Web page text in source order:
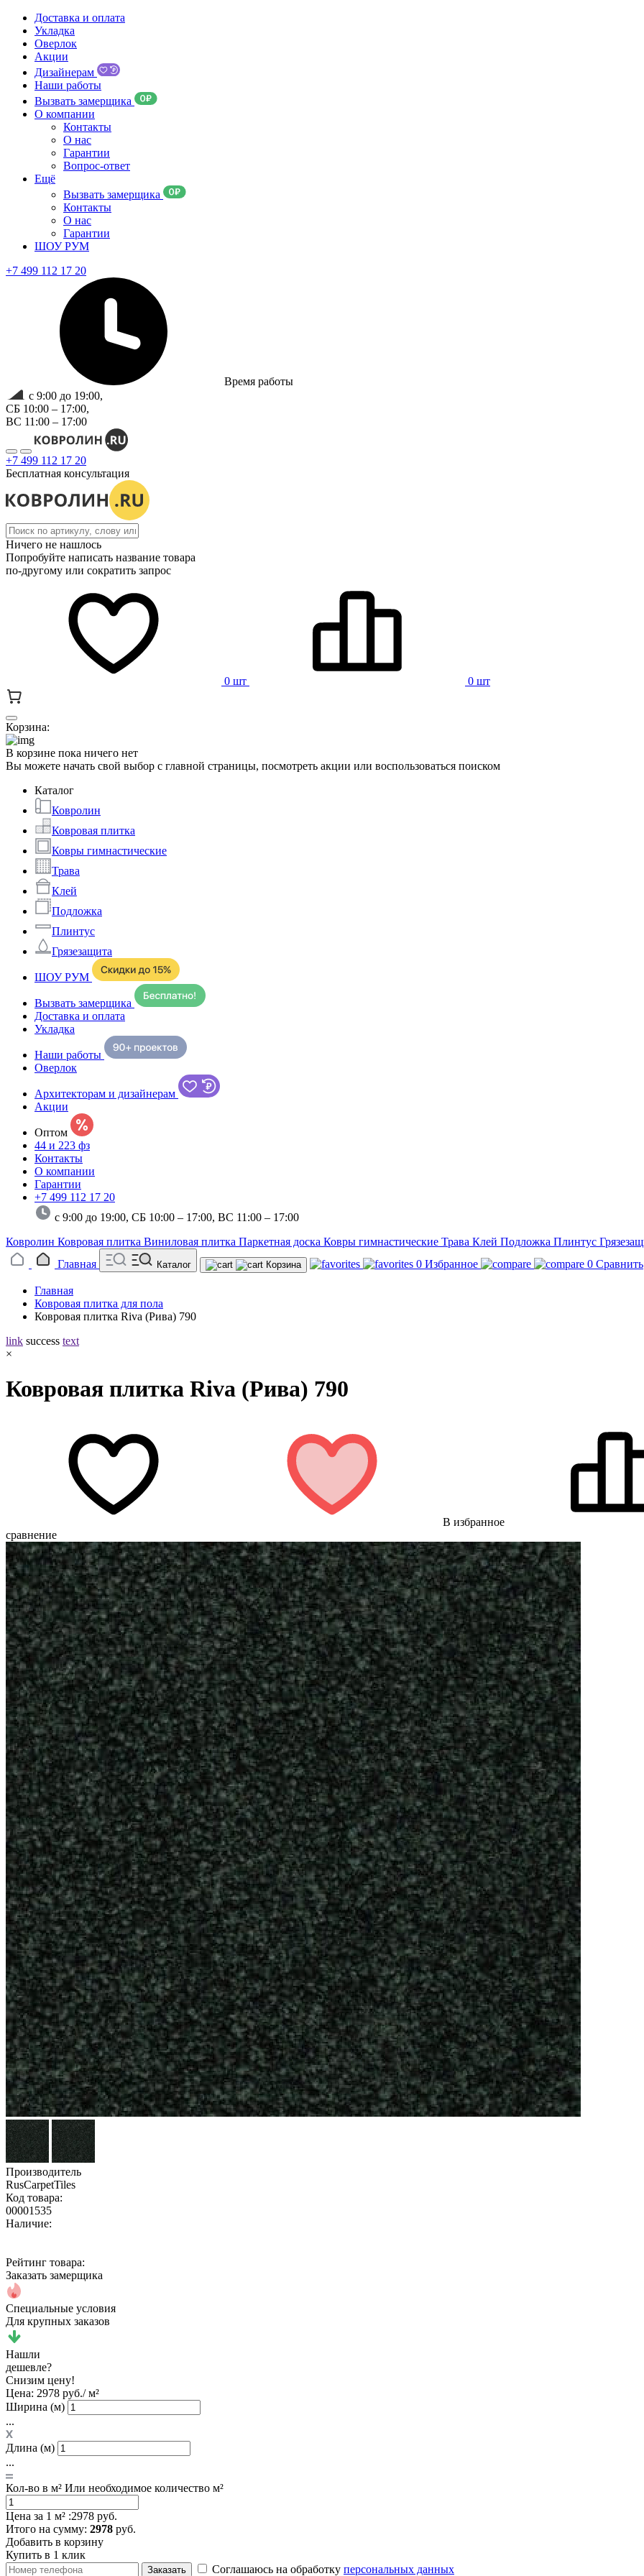
Доставка и оплата
Укладка
Оверлок
Акции
Дизайнерам
Наши работы
Вызвать замерщика
О компании
Контакты
О нас
Гарантии
Вопрос-ответ
Ещё
Вызвать замерщика
Контакты
О нас
Гарантии
ШОУ РУМ
+7 499 112 17 20
Время работы
с 9:00 до 19:00,
СБ 10:00 – 17:00,
ВС 11:00 – 17:00
+7 499 112 17 20
Бесплатная консультация
Ничего не нашлось
Попробуйте написать название товара
по-другому или сократить запрос
0 шт 0 шт
Корзина:
В корзине пока ничего нет
Вы можете начать свой выбор с главной страницы, посмотреть акции или воспользоваться поиском
Каталог
Ковролин
Ковровая плитка
Ковры гимнастические
Трава
Клей
Подложка
Плинтус
Грязезащита
ШОУ РУМ
Вызвать замерщика
Доставка и оплата
Укладка
Наши работы
Оверлок
Архитекторам и дизайнерам
Акции
Оптом
44 и 223 фз
Контакты
О компании
Гарантии
+7 499 112 17 20
с 9:00 до 19:00, СБ 10:00 – 17:00, ВС 11:00 – 17:00
Ковролин Ковровая плитка Виниловая плитка Паркетная доска Ковры гимнастические Трава Клей Подложка Плинтус
Главная
Каталог Корзина 0 Избранное 0 Сравнить
Главная
Ковровая плитка для пола
Ковровая плитка Riva (Рива) 790
link success text
×
Ковровая плитка Riva (Рива) 790
В избранное
сравнение
Производитель
RusCarpetTiles
Код товара:
00001535
Наличие:
Рейтинг товара:
Заказать замерщика
Специальные условия
Для крупных заказов
Нашли
дешевле?
Снизим цену!
Цена: 2978 руб./ м²
Ширина (м)
...
Длина (м)
...
Кол-во в м² Или необходимое количество м²
Цена за 1 м² :2978 руб.
Итого на сумму: 2978 руб.
Добавить в корзину
Купить в 1 клик
Заказать Соглашаюсь на обработку персональных данных